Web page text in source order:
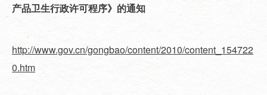
产品卫生行政许可程序》的通知
http://www.gov.cn/gongbao/content/2010/content_154722
0.htm